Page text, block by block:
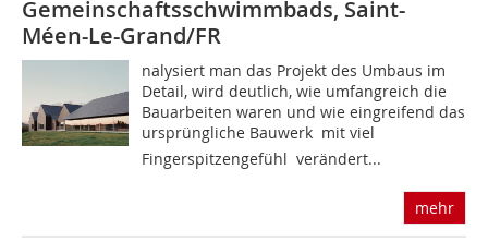
Gemeinschaftsschwimmbads, Saint-
Méen-Le-Grand/FR
nalysiert man das Projekt des Umbaus im
Detail, wird deutlich, wie umfangreich die
Bauarbeiten waren und wie eingreifend das
ursprüngliche Bauwerk  mit viel
Fingerspitzengefühl  verändert...
mehr